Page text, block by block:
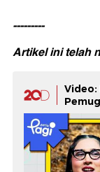
---------
Artikel ini telah
Video: